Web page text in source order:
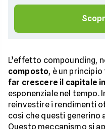
L’effetto compounding,
composto, è un
far crescere il capitale
esponenziale nel tempo.
reinvestire i rendimenti
così che questi generino
Questo meccanismo si